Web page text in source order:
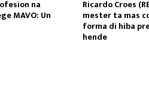
na
MAVO: Un
Ricardo Croes
mester ta mas
forma di hiba
hende